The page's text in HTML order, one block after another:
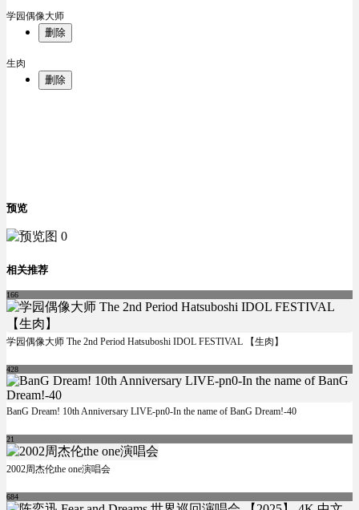
学园偶像大师
删除
生肉
删除
预览
相关推荐
166
学园偶像大师 The 2nd Period Hatsuboshi IDOL FESTIVAL 【生肉】
428
BanG Dream! 10th Anniversary LIVE-pn0-In the name of BanG Dream!-40
21
2002周杰伦the one演唱会
684